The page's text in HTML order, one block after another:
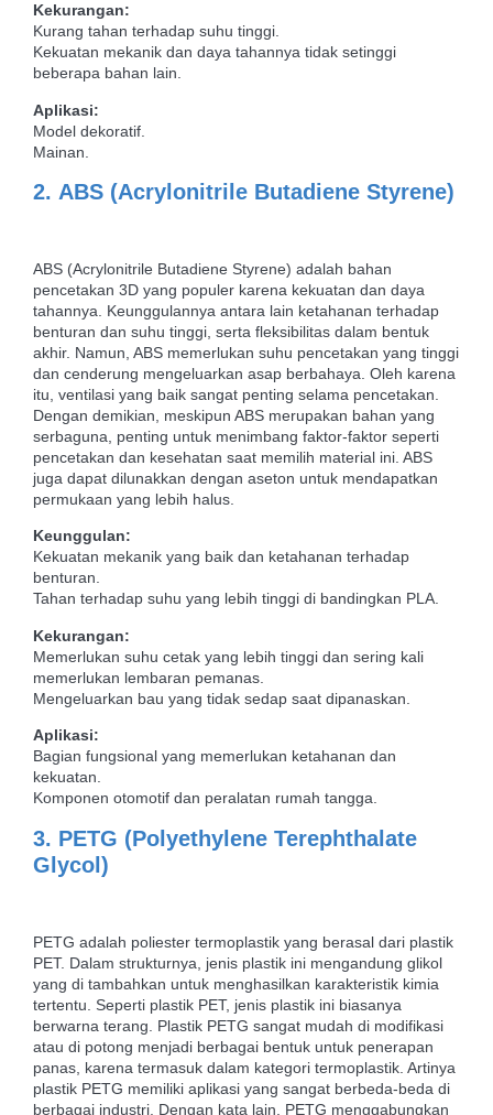
Kekurangan:
Kurang tahan terhadap suhu tinggi.
Kekuatan mekanik dan daya tahannya tidak setinggi
beberapa bahan lain.
Aplikasi:
Model dekoratif.
Mainan.
2. ABS (Acrylonitrile Butadiene Styrene)
ABS (Acrylonitrile Butadiene Styrene) adalah bahan
pencetakan 3D yang populer karena kekuatan dan daya
tahannya. Keunggulannya antara lain ketahanan terhadap
benturan dan suhu tinggi, serta fleksibilitas dalam bentuk
akhir. Namun, ABS memerlukan suhu pencetakan yang tinggi
dan cenderung mengeluarkan asap berbahaya. Oleh karena
itu, ventilasi yang baik sangat penting selama pencetakan.
Dengan demikian, meskipun ABS merupakan bahan yang
serbaguna, penting untuk menimbang faktor-faktor seperti
pencetakan dan kesehatan saat memilih material ini. ABS
juga dapat dilunakkan dengan aseton untuk mendapatkan
permukaan yang lebih halus.
Keunggulan:
Kekuatan mekanik yang baik dan ketahanan terhadap
benturan.
Tahan terhadap suhu yang lebih tinggi di bandingkan PLA.
Kekurangan:
Memerlukan suhu cetak yang lebih tinggi dan sering kali
memerlukan lembaran pemanas.
Mengeluarkan bau yang tidak sedap saat dipanaskan.
Aplikasi:
Bagian fungsional yang memerlukan ketahanan dan
kekuatan.
Komponen otomotif dan peralatan rumah tangga.
3. PETG (Polyethylene Terephthalate
Glycol)
PETG adalah poliester termoplastik yang berasal dari plastik
PET. Dalam strukturnya, jenis plastik ini mengandung glikol
yang di tambahkan untuk menghasilkan karakteristik kimia
tertentu.​ Seperti plastik PET, jenis plastik ini biasanya
berwarna terang.​ Plastik PETG sangat mudah di modifikasi
atau di potong menjadi berbagai bentuk untuk penerapan
panas, karena termasuk dalam kategori termoplastik.​​​​ Artinya
plastik PETG memiliki aplikasi yang sangat berbeda-beda di
berbagai industri. Dengan kata lain, PETG menggabungkan